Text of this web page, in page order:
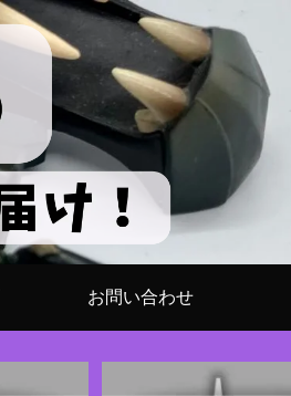
お問い合わせ